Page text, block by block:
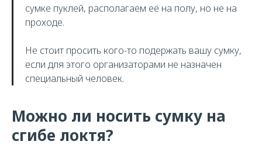
сумке пуклей, располагаем её на полу, но не на
проходе.
Не стоит просить кого-то подержать вашу сумку,
если для этого организаторами не назначен
специальный человек.
Можно ли носить сумку на
сгибе локтя?